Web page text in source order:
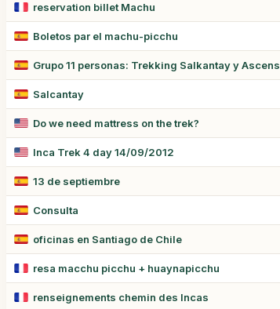
reservation billet Machu
Boletos par el machu-picchu
Grupo 11 personas: Trekking Salkantay y
Salcantay
Do we need mattress on the trek?
Inca Trek 4 day 14/09/2012
13 de septiembre
Consulta
oficinas en Santiago de Chile
resa macchu picchu + huaynapicchu
renseignements chemin des Incas